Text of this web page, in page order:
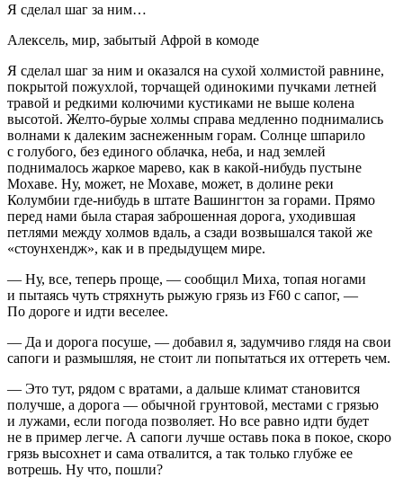
Я сделал шаг за ним…
Алексель, мир, забытый Афрой в комоде
Я сделал шаг за ним и оказался на сухой холмистой равнине,
покрытой пожухлой, торчащей одинокими пучками летней
травой и редкими колючими кустиками не выше колена
высотой. Желто-бурые холмы справа медленно поднимались
волнами к далеким заснеженным горам. Солнце шпарило
с голубого, без единого облачка, неба, и над землей
поднималось жаркое марево, как в какой-нибудь пустыне
Мохаве. Ну, может, не Мохаве, может, в долине реки
Колумбии где-нибудь в штате Вашингтон за горами. Прямо
перед нами была старая заброшенная дорога, уходившая
петлями между холмов вдаль, а сзади возвышался такой же
«стоунхендж», как и в предыдущем мире.
— Ну, все, теперь проще, — сообщил Миха, топая ногами
и пытаясь чуть стряхнуть рыжую грязь из F60 с сапог, —
По дороге и идти веселее.
— Да и дорога посуше, — добавил я, задумчиво глядя на свои
сапоги и размышляя, не стоит ли попытаться их оттереть чем.
— Это тут, рядом с вратами, а дальше климат становится
получше, а дорога — обычной грунтовой, местами с грязью
и лужами, если погода позволяет. Но все равно идти будет
не в пример легче. А сапоги лучше оставь пока в покое, скоро
грязь высохнет и сама отвалится, а так только глубже ее
вотрешь. Ну что, пошли?